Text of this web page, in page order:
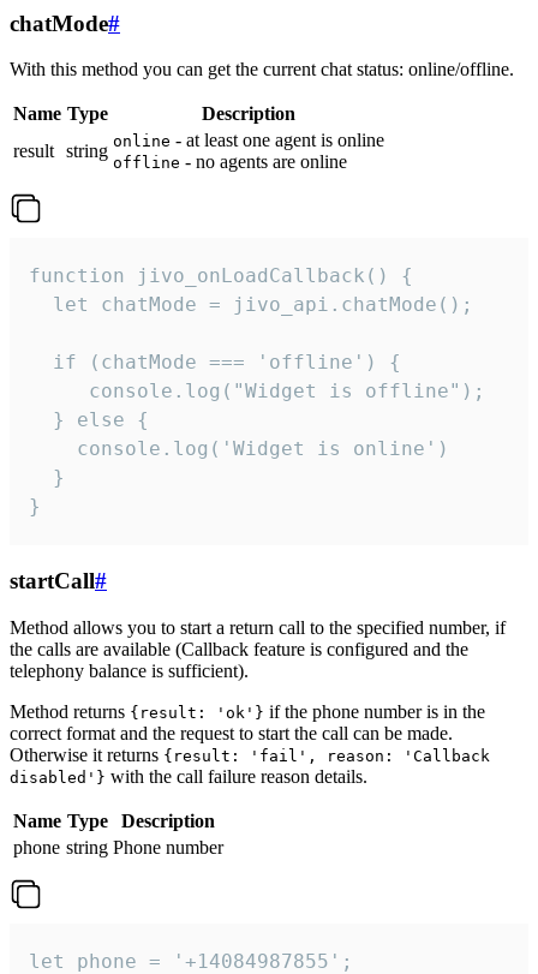
chatMode#
With this method you can get the current chat status: online/offline.
Name Type
Description
result string online - at least one agent is online
offline - no agents are online
function jivo_onLoadCallback() {
  let chatMode = jivo_api.chatMode();
  if (chatMode === 'offline') {
     console.log("Widget is offline");
  } else {
    console.log('Widget is online')
  }
}
startCall#
Method allows you to start a return call to the specified number, if
the calls are available (Callback feature is configured and the
telephony balance is sufficient).
Method returns {result: 'ok'} if the phone number is in the
correct format and the request to start the call can be made.
Otherwise it returns {result: 'fail', reason: 'Callback
disabled'} with the call failure reason details.
Name Type
Description
phone string Phone number
let phone = '+14084987855';